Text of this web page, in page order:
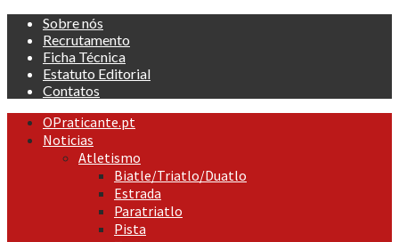
Skip
content
Sobre nós
Recrutamento
Ficha Técnica
Estatuto Editorial
Contatos
Primary
Menu
OPraticante.pt
Noticias
Atletismo
Biatle/Triatlo/Duatlo
Estrada
Paratriatlo
Pista